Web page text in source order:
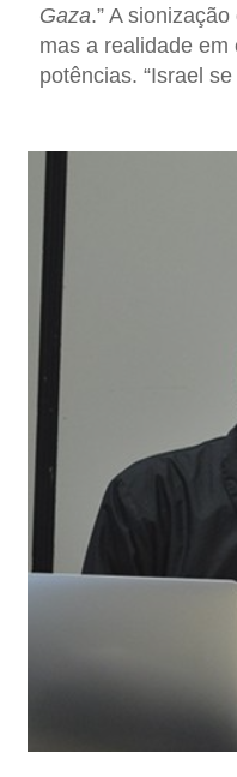
Gaza.” A
mas a realidade
potências. “Israel